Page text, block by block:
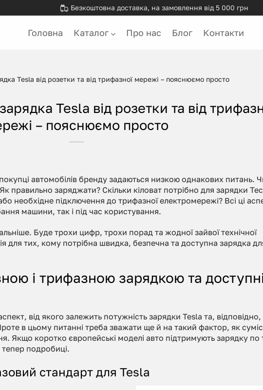
Безкоштовна доставка, на замовлення від 5 000 грн
Головна Каталог Про нас Блог Контакти
Tesla від розетки та від трифазної мережі – пояснюємо просто
Tesla від розетки та від
– пояснюємо просто
автомобілів бренду задаються низкою однакових питань.
правильно заряджати? Скільки кіловат потрібно для зарядки
необхідне підключення до трифазної електромережі? Всі ці
машини, так і під час користування.
Буде трохи цифр, трохи порад та жодної зайвої технічної
для тих, кому потрібна швидка, безпечна та доступна зарядка
і трифазною зарядкою та
від якого залежить потужність зарядки Tesla та, відповідно,
в цьому питанні треба зважати ще й на такий фактор, як
Якщо коротко європейські моделі авто підтримують зарядку по
тепер подробиці.
стандарт для Tesla